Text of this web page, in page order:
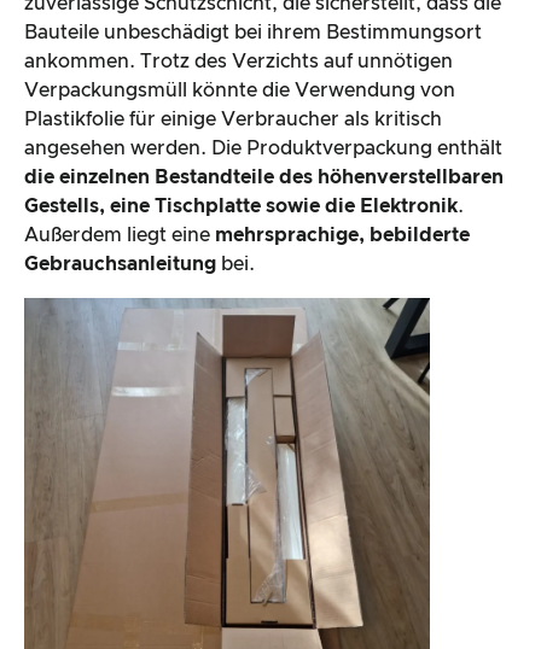
Bauteile unbeschädigt bei ihrem Bestimmungsort
ankommen. Trotz des Verzichts auf unnötigen
Verpackungsmüll könnte die Verwendung von
Plastikfolie für einige Verbraucher als kritisch
angesehen werden. Die Produktverpackung enthält
die einzelnen Bestandteile des höhenverstellbaren
Gestells, eine Tischplatte sowie die Elektronik.
Außerdem liegt eine mehrsprachige, bebilderte
Gebrauchsanleitung bei.